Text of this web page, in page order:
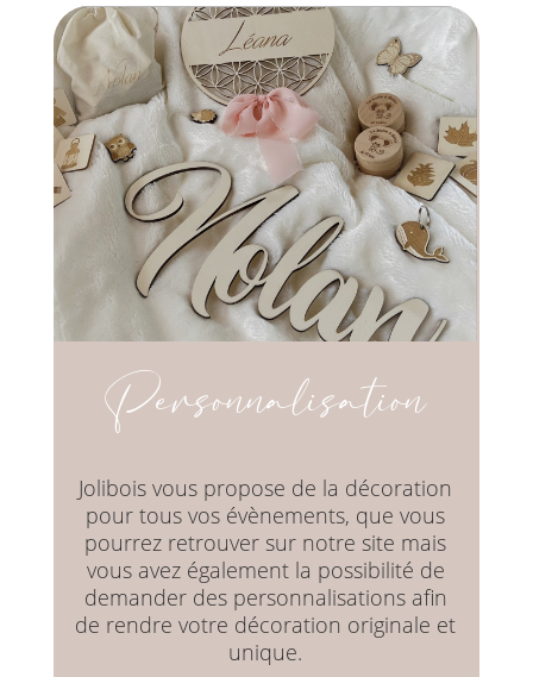
Personnalisation
Jolibois vous propose de la décoration
pour tous vos évènements, que vous
pourrez retrouver sur notre site mais
vous avez également la possibilité de
demander des personnalisations afin
de rendre votre décoration originale et
unique.